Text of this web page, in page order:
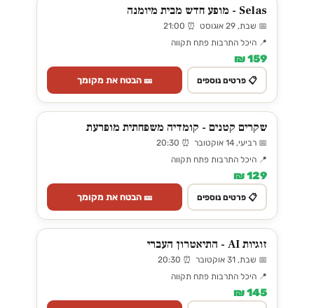
Selas - מופע חדש מבית מיומנה
📅 שבת, 29 אוגוסט ⏰ 21:00
📍 היכל התרבות פתח תקווה
159 ₪
📋 פרטים נוספים 🎫 הבטח את מקומך
שקרים קטנים - קומדיה משפחתית מופרעת
📅 רביעי, 14 אוקטובר ⏰ 20:30
📍 היכל התרבות פתח תקווה
129 ₪
📋 פרטים נוספים 🎫 הבטח את מקומך
זוגיות AI - התיאטרון העברי
📅 שבת, 31 אוקטובר ⏰ 20:30
📍 היכל התרבות פתח תקווה
145 ₪